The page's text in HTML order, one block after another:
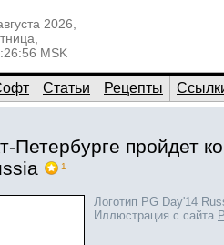
2026,
MSK
Статьи Рецепты
Петербурге пройдет
1
Логотип PG Day'14
Иллюстрация с сайта